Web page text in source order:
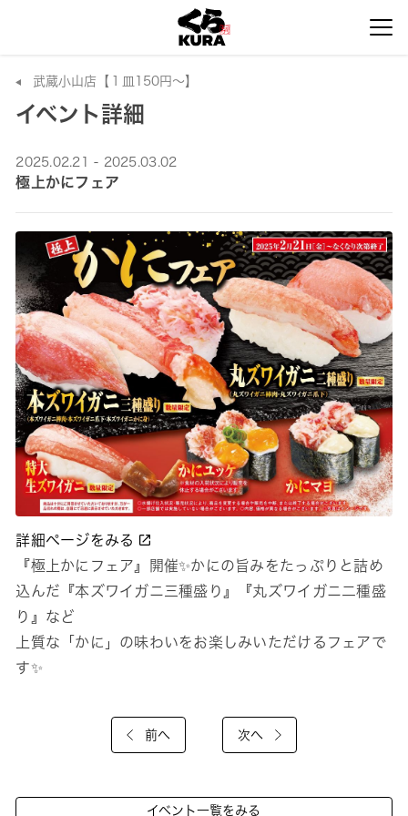
武蔵小山店【１皿150円～】
イベント詳細
2025.02.21 - 2025.03.02
極上かにフェア
詳細ページをみる
『極上かにフェア』開催✨かにの旨みをたっぷりと詰め
込んだ『本ズワイガニ三種盛り』『丸ズワイガニ二種盛
り』など
上質な「かに」の味わいをお楽しみいただけるフェアで
す✨
前へ 次へ
イベント一覧をみる